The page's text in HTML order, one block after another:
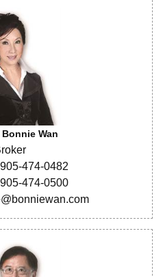
Bonnie Wan
474-0482
474-0500